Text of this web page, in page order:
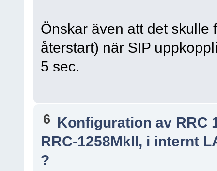
Önskar även att det skulle
återstart) när SIP
5 sec.
6 Konfiguration av RRC
RRC-1258MkII, i internt
?